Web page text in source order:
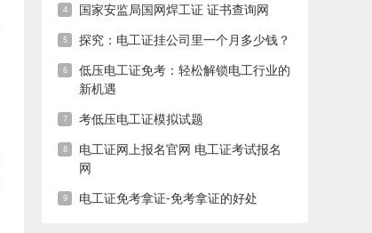
国家安监局国网焊工证 证书查询网
探究：电工证挂公司里一个月多少钱？
低压电工证免考：轻松解锁电工行业的
新机遇
考低压电工证模拟试题
电工证网上报名官网 电工证考试报名
网
电工证免考拿证-免考拿证的好处